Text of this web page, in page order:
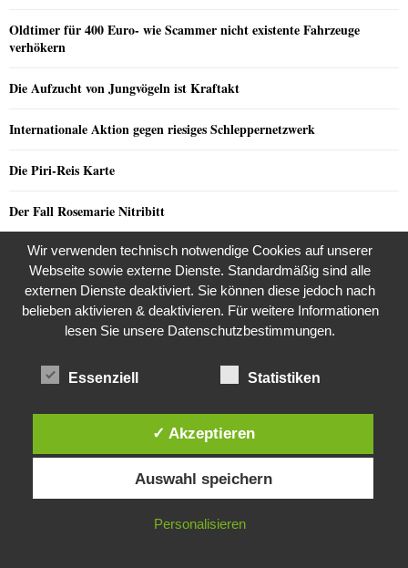
Oldtimer für 400 Euro- wie Scammer nicht existente Fahrzeuge
verhökern
Die Aufzucht von Jungvögeln ist Kraftakt
Internationale Aktion gegen riesiges Schleppernetzwerk
Die Piri-Reis Karte
Der Fall Rosemarie Nitribitt
Das tote Mädchen im Schlossgarten- der ungelöste Mord an Christiane
Junker
NEUSTE KOMMENTARE
ProDogRomania e.V. weist die moralische Schuld dem
Diese Website verwendet Cookies. Durch die weitere Nutzung dieser
Website stimmst du der Verwendung von Cookies zu.
IN ORDNUNG
Wir verwenden technisch notwendige Cookies auf unserer
Webseite sowie externe Dienste. Standardmäßig sind alle
externen Dienste deaktiviert. Sie können diese jedoch nach
belieben aktivieren & deaktivieren. Für weitere Informationen
lesen Sie unsere Datenschutzbestimmungen.
Essenziell Statistiken
✓ Akzeptieren
Auswahl speichern
Personalisieren